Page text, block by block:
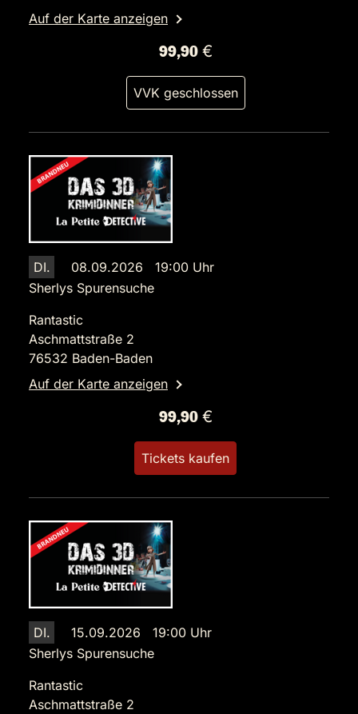
Auf der Karte anzeigen
99,90 €
VVK geschlossen
DI.
08.09.2026 19:00 Uhr
Sherlys Spurensuche
Rantastic
Aschmattstraße 2
76532 Baden-Baden
Auf der Karte anzeigen
99,90 €
Tickets kaufen
DI.
15.09.2026 19:00 Uhr
Sherlys Spurensuche
Rantastic
Aschmattstraße 2